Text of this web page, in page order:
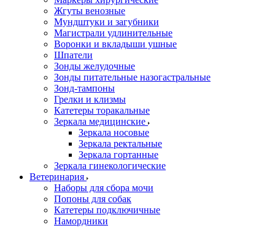
Жгуты венозные
Мундштуки и загубники
Магистрали удлинительные
Воронки и вкладыши ушные
Шпатели
Зонды желудочные
Зонды питательные назогастральные
Зонд-тампоны
Грелки и клизмы
Катетеры торакальные
Зеркала медицинские
Зеркала носовые
Зеркала ректальные
Зеркала гортанные
Зеркала гинекологические
Ветеринария
Наборы для сбора мочи
Попоны для собак
Катетеры подключичные
Намордники